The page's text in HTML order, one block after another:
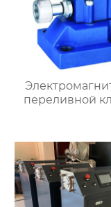
переливной